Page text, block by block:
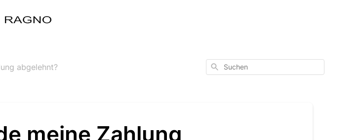
abgelehnt? Suchen
meine Zahlung